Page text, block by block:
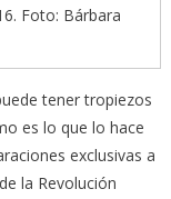
Foto: Bárbara
tener tropiezos
es lo que lo hace
exclusivas a
la Revolución